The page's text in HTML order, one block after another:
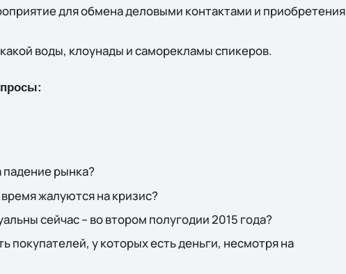
для обмена деловыми контактами и приобретения
воды, клоунады и саморекламы спикеров.
падение рынка?
жалуются на кризис?
сейчас – во втором полугодии 2015 года?
покупателей, у которых есть деньги, несмотря на